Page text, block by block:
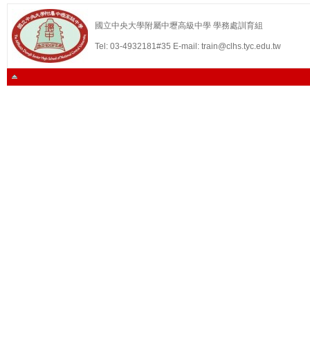
國立中央大學附屬中壢高級中學 學務處訓育組
Tel: 03-4932181#35 E-mail: train@clhs.tyc.edu.tw